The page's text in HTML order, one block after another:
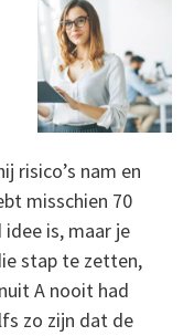
risico’s nam en
misschien 70
is, maar je
stap te zetten,
A nooit had
zo zijn dat de